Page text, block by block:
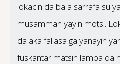
lokacin da ba a sarrafa su
musamman yayin motsi.
da aka fallasa ga yanayin
fuskantar matsin lamba da